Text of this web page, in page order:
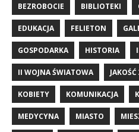
BEZROBOCIE BIBLIOTEKI
EDUKACJA FELIETON
GOSPODARKA HISTORIA
II WOJNA ŚWIATOWA
KOBIETY KOMUNIKACJA
MEDYCYNA MIASTO